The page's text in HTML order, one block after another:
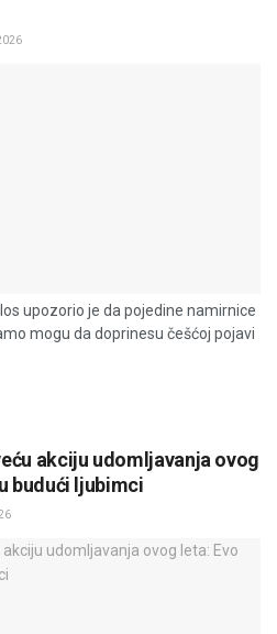
upozorio je da pojedine namirnice
mogu da doprinesu češćoj pojavi
akciju udomljavanja ovog
budući ljubimci